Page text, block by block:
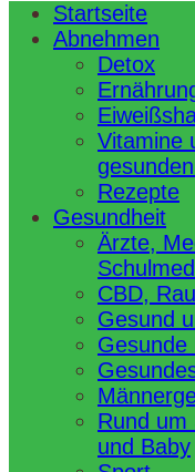
Startseite
Abnehmen
Detox
Vitamine
Rezepte
Gesundheit
Ärzte,
CBD,
Gesund
Gesunde
Rund um
und Baby